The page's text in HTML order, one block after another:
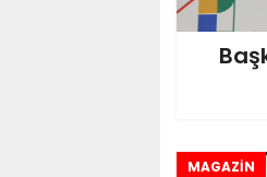
MAGAZİN